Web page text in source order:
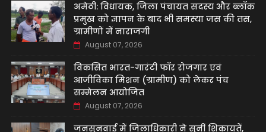
अमेठी: विधायक, जिला पंचायत सदस्य और ब्लॉक
प्रमुख को ज्ञापन के बाद भी समस्या जस की तस,
ग्रामीणों में नाराजगी
August 07, 2026
विकसित भारत-गारंटी फॉर रोजगार एवं
आजीविका मिशन (ग्रामीण) को लेकर पंच
सम्मेलन आयोजित
August 07, 2026
जनसुनवाई में जिलाधिकारी ने सुनीं शिकायतें,